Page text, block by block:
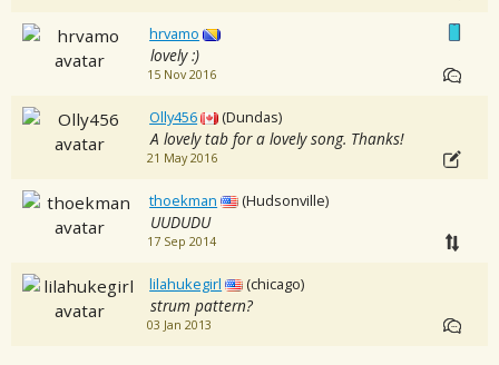
hrvamo
lovely :)
15 Nov 2016
Olly456 (Dundas)
A lovely tab for a lovely song. Thanks!
21 May 2016
thoekman (Hudsonville)
UUDUDU
17 Sep 2014
lilahukegirl (chicago)
strum pattern?
03 Jan 2013